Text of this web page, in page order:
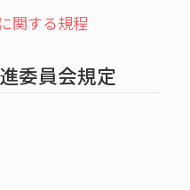
関する規程
委員会規定